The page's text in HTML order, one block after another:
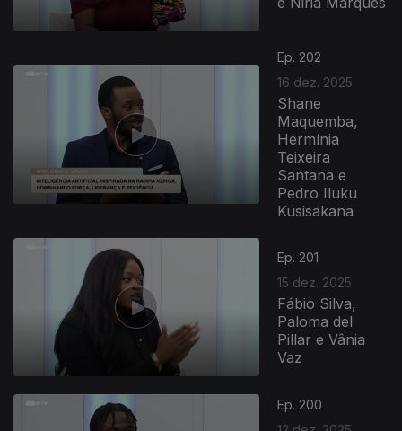
Ep. 202
16 dez. 2025
Shane
Maquemba,
Hermínia
Teixeira
Santana e
Pedro Iluku
Kusisakana
Ep. 201
15 dez. 2025
Fábio Silva,
Paloma del
Pillar e Vânia
Vaz
Ep. 200